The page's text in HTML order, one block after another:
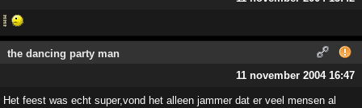
the dancing party man
11 november 2004 16:47
Het feest was echt super,vond het alleen jammer dat er veel mensen al